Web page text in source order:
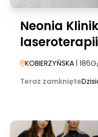
Neonia
laseroterapii
KOBIERZYŃSKA |
Teraz zamknięte